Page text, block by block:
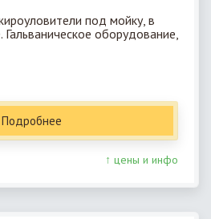
под мойку, в
оборудование,
Подробнее
↑ цены и инфо